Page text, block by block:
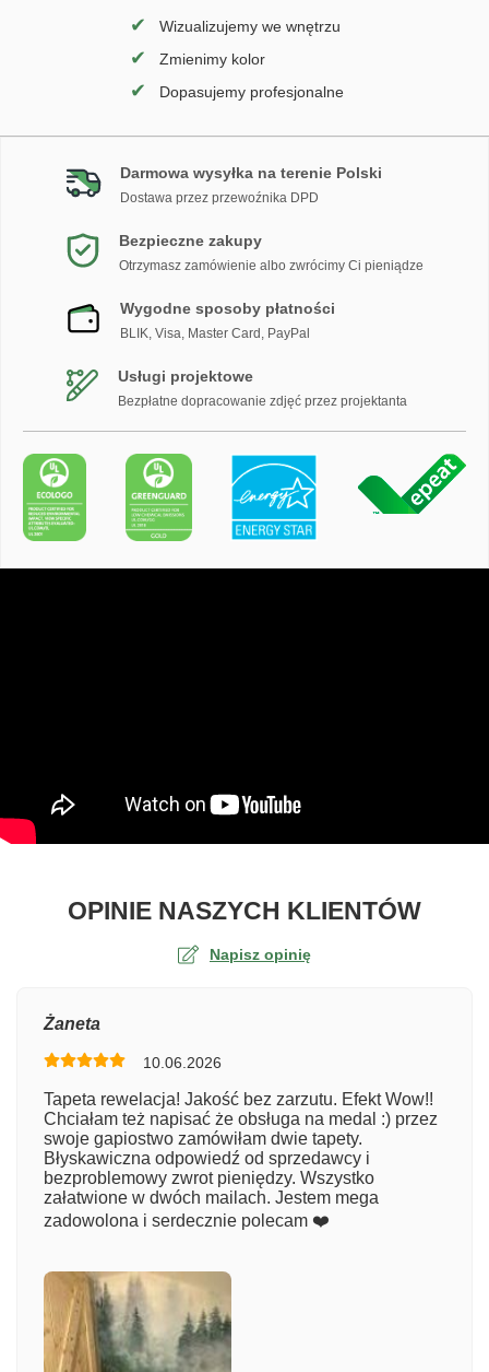
✔ Wizualizujemy we wnętrzu
✔ Zmienimy kolor
✔ Dopasujemy profesjonalne
Darmowa wysyłka na terenie Polski
Dostawa przez przewoźnika DPD
Bezpieczne zakupy
Otrzymasz zamówienie albo zwrócimy Ci pieniądze
Wygodne sposoby płatności
BLIK, Visa, Master Card, PayPal
Usługi projektowe
Bezpłatne dopracowanie zdjęć przez projektanta
OPINIE NASZYCH KLIENTÓWO
Napisz opinię
Numer zamówienia
Imię
Żaneta
10.06.2026
Tapeta rewelacja! Jakość bez zarzutu. Efekt Wow!!
Chciałam też napisać że obsługa na medal :) przez
swoje gapiostwo zamówiłam dwie tapety.
Błyskawiczna odpowiedź od sprzedawcy i
bezproblemowy zwrot pieniędzy. Wszystko
załatwione w dwóch mailach. Jestem mega
zadowolona i serdecznie polecam ❤️